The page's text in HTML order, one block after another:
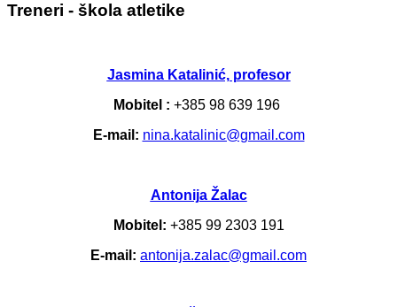
Treneri - škola atletike
Jasmina Katalinić, profesor
Mobitel : +385 98 639 196
E-mail: nina.katalinic@gmail.com
Antonija Žalac
Mobitel: +385 99 2303 191
E-mail: antonija.zalac@gmail.com